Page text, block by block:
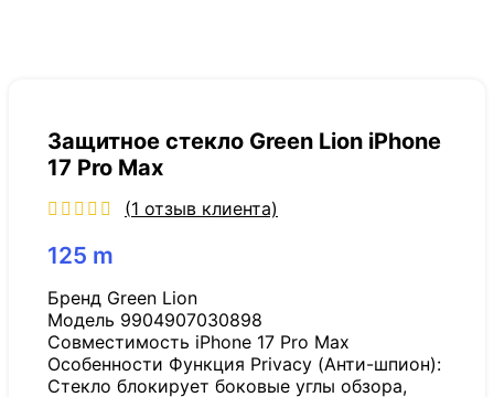
Защитное стекло Green Lion iPhone
17 Pro Max
(1 отзыв клиента)
125 m
Бренд Green Lion
Модель 9904907030898​
Совместимость iPhone 17 Pro Max
Особенности Функция Privacy (Анти-шпион):
Стекло блокирует боковые углы обзора,